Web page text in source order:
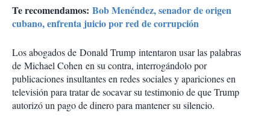
Te recomendamos: Bob Menéndez, senador de origen
cubano, enfrenta juicio por red de corrupción
Los abogados de Donald Trump intentaron usar las palabras
de Michael Cohen en su contra, interrogándolo por
publicaciones insultantes en redes sociales y apariciones en
televisión para tratar de socavar su testimonio de que Trump
autorizó un pago de dinero para mantener su silencio.